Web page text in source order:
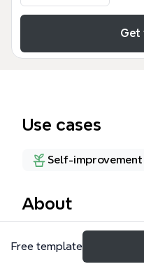
Get
Use cases
Self-improvement
About
カーネギーの人間関係
マップテンプレートで
Free template